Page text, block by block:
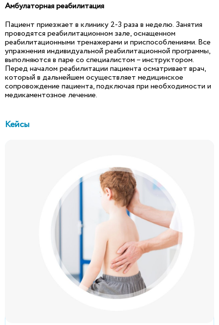
Амбулаторная реабилитация
Пациент приезжает в клинику 2-3 раза в неделю. Занятия
проводятся реабилитационном зале, оснащенном
реабилитационными тренажерами и приспособлениями. Все
упражнения индивидуальной реабилитационной программы,
выполняются в паре со специалистом – инструктором.
Перед началом реабилитации пациента осматривает врач,
который в дальнейшем осуществляет медицинское
сопровождение пациента, подключая при необходимости и
медикаментозное лечение.
Кейсы